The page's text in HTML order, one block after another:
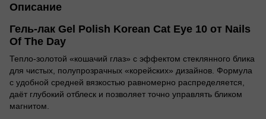
Описание
Гель-лак Gel Polish Korean Cat Eye 10 от Nails
Of The Day
Тепло-золотой «кошачий глаз» с эффектом стеклянного блика
для чистых, полупрозрачных «корейских» дизайнов. Формула
с удобной средней вязкостью равномерно распределяется,
даёт глубокий отблеск и позволяет точно управлять бликом
магнитом.